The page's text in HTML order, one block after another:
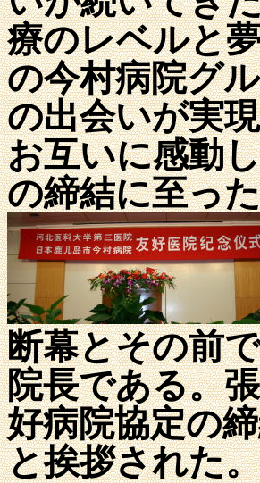
療のレベルと
の今村病院グ
の出会いが実
お互いに感動
の締結に至っ
断幕とその前
院長である。
好病院協定の
と挨拶された。